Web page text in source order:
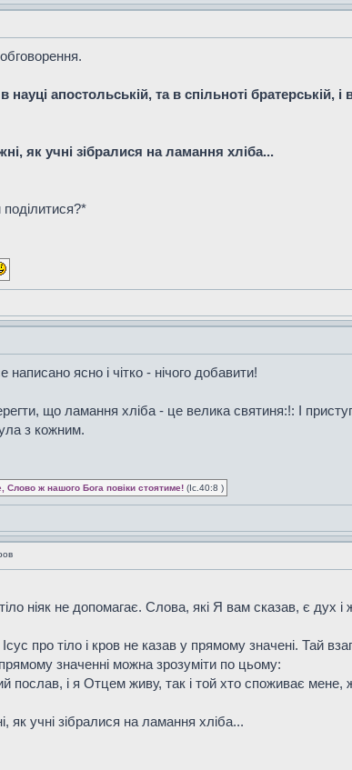
науці апостольській, та в спільноті братерській,
як учні зібралися на ламання хліба...
ясно і чітко - нічого добавити!
що ламання хліба - це велика святиня:!: І
з кожним.
Слово ж нашого Бога повіки стоятиме! (Іс.40:8 )
ніяк не допомагає. Слова, які Я вам сказав, є дух і
про тіло і кров не казав у прямому значені. Тай
значенні можна зрозуміти по цьому:
послав, і я Отцем живу, так і той хто споживає мене,
як учні зібралися на ламання хліба...